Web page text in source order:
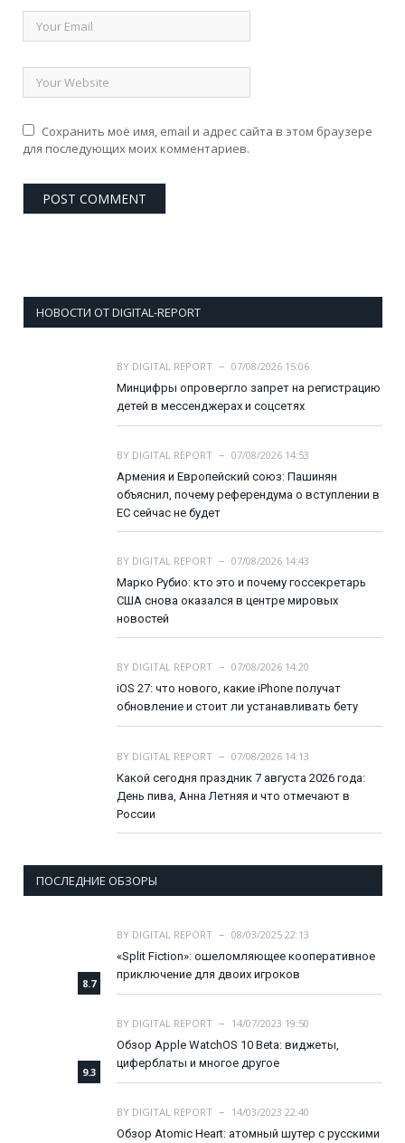
Сохранить моё имя, email и адрес сайта в этом браузере
для последующих моих комментариев.
НОВОСТИ ОТ DIGITAL-REPORT
BY DIGITAL REPORT
07/08/2026 15:06
Минцифры опровергло запрет на регистрацию
детей в мессенджерах и соцсетях
BY DIGITAL REPORT
07/08/2026 14:53
Армения и Европейский союз: Пашинян
объяснил, почему референдума о вступлении в
ЕС сейчас не будет
BY DIGITAL REPORT
07/08/2026 14:43
Марко Рубио: кто это и почему госсекретарь
США снова оказался в центре мировых
новостей
BY DIGITAL REPORT
07/08/2026 14:20
iOS 27: что нового, какие iPhone получат
обновление и стоит ли устанавливать бету
BY DIGITAL REPORT
07/08/2026 14:13
Какой сегодня праздник 7 августа 2026 года:
День пива, Анна Летняя и что отмечают в
России
ПОСЛЕДНИЕ ОБЗОРЫ
8.7
BY DIGITAL REPORT
08/03/2025 22:13
«Split Fiction»: ошеломляющее кооперативное
приключение для двоих игроков
9.3
BY DIGITAL REPORT
14/07/2023 19:50
Обзор Apple WatchOS 10 Beta: виджеты,
циферблаты и многое другое
BY DIGITAL REPORT
14/03/2023 22:40
Обзор Atomic Heart: атомный шутер с русскими